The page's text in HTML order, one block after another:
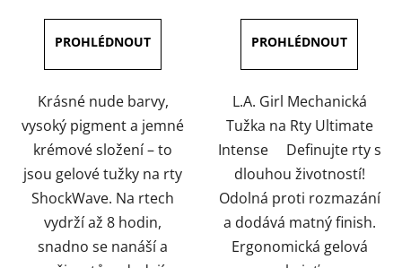
5,0
z
5
hvězdiček.
Krásné nude barvy,
vysoký pigment a jemné
krémové složení – to
jsou gelové tužky na rty
ShockWave. Na rtech
vydrží až 8 hodin,
snadno se nanáší a
5,0
z
5
hvězdiček.
L.A. Girl Mechanická
Tužka na Rty Ultimate
Intense Definujte rty s
dlouhou životností!
Odolná proti rozmazání
a dodává matný finish.
Ergonomická gelová